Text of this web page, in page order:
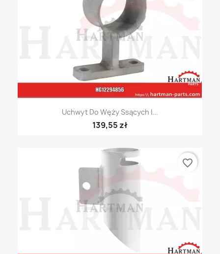
Uchwyt Do Węży Ssących I...
139,55 zł
favorite_border